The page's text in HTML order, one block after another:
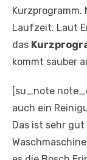
Kurzprogramm.
Laufzeit. Laut
das
kommt sauber
[su_note
auch ein
Das ist sehr